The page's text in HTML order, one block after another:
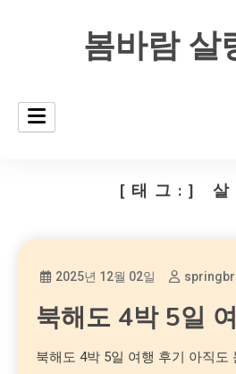
봄바람 살
[태그:]
2025년 12월 02일
북해도 4박 5일
북해도 4박 5일 여행 후기 아직도